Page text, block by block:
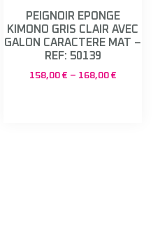
PEIGNOIR EPONGE
KIMONO GRIS CLAIR AVEC
GALON CARACTERE MAT –
REF: 50139
158,00 € – 168,00 €